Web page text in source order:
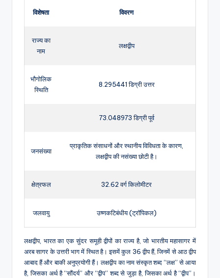
विशेषता विवरण
राज्य का
नाम
लक्षद्वीप
भौगोलिक
स्थिति
8.295441 डिग्री उत्तर
73.048973 डिग्री पूर्व
जनसंख्या
प्राकृतिक संसाधनों और स्थानीय विविधता के कारण,
लक्षद्वीप की नसंख्या छोटी है।
क्षेत्रफल 32.62 वर्ग किलोमीटर
जलवायु उष्णकटिबंधीय (ट्रॉपिकल)
लक्षद्वीप, भारत का एक सुंदर समूही द्वीपों का राज्य है, जो भारतीय महासागर में
अरब सागर के उत्तरी भाग में स्थित है। इसमें कुल 36 द्वीप हैं, जिनमें से आठ द्वीप
आबाद हैं और बाकी अनुप्रयोगी हैं। लक्षद्वीप का नाम संस्कृत शब्द “लक्ष” से आया
है, जिसका अर्थ है “सौंदर्य” और “द्वीप” शब्द से जुड़ा है, जिसका अर्थ है “द्वीप”।